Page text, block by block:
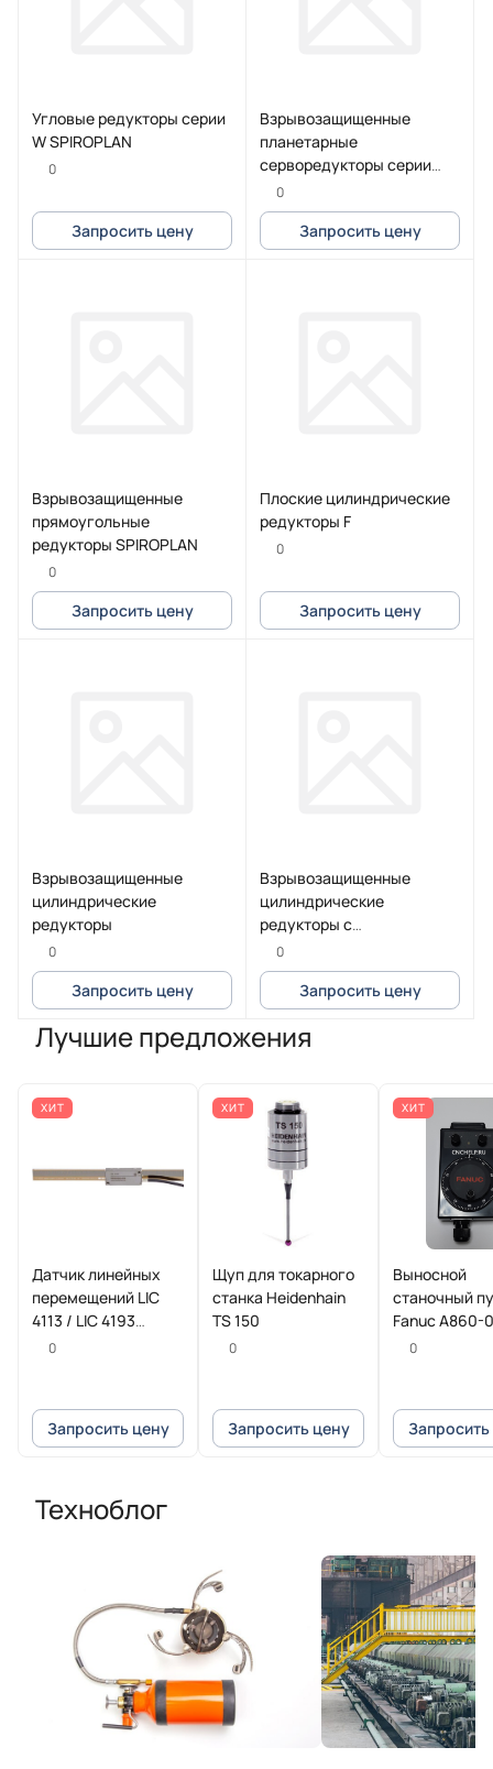
Угловые редукторы серии
W SPIROPLAN
0
Запросить цену
Взрывозащищенные
планетарные
серворедукторы серии
PS.F
0
Запросить цену
Взрывозащищенные
прямоугольные
редукторы SPIROPLAN
0
Запросить цену
Плоские цилиндрические
редукторы F
0
Запросить цену
Взрывозащищенные
цилиндрические
редукторы
0
Запросить цену
Взрывозащищенные
цилиндрические
редукторы с
параллельными валами
0
Запросить цену
Лучшие предложения
ХИТ
Датчик линейных
перемещений LIC
4113 / LIC 4193
HEIDENHAIN
0
Запросить цену
ХИТ
Щуп для токарного
станка Heidenhain
TS 150
0
Запросить цену
ХИТ
Выносной
станочный
Fanuc A860-
T013
0
Техноблог